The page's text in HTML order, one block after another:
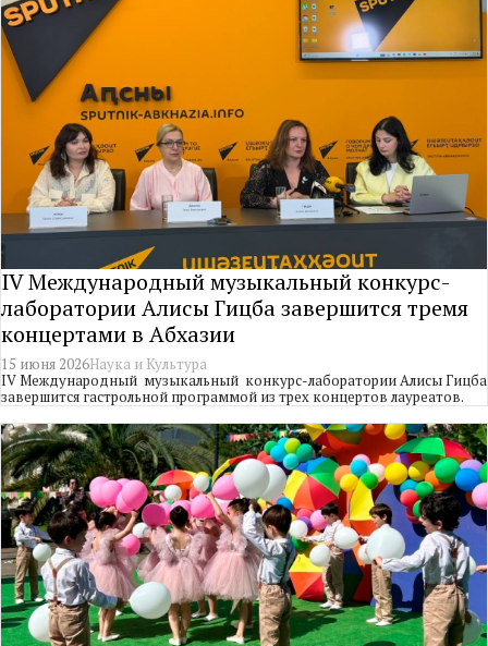
IV Международный музыкальный конкурс-
лаборатории Алисы Гицба завершится тремя
концертами в Абхазии
15 июня 2026Наука и Культура
IV Международный музыкальный конкурс-лаборатории Алисы Гицба
завершится гастрольной программой из трех концертов лауреатов.